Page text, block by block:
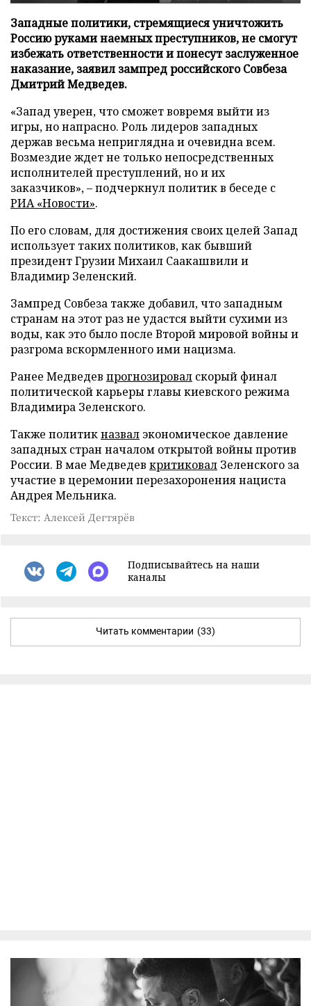
Западные политики, стремящиеся уничтожить
Россию руками наемных преступников, не смогут
избежать ответственности и понесут заслуженное
наказание, заявил зампред российского Совбеза
Дмитрий Медведев.
«Запад уверен, что сможет вовремя выйти из
игры, но напрасно. Роль лидеров западных
держав весьма неприглядна и очевидна всем.
Возмездие ждет не только непосредственных
исполнителей преступлений, но и их
заказчиков», – подчеркнул политик в беседе с
РИА «Новости».
По его словам, для достижения своих целей Запад
использует таких политиков, как бывший
президент Грузии Михаил Саакашвили и
Владимир Зеленский.
Зампред Совбеза также добавил, что западным
странам на этот раз не удастся выйти сухими из
воды, как это было после Второй мировой войны и
разгрома вскормленного ими нацизма.
Ранее Медведев прогнозировал скорый финал
политической карьеры главы киевского режима
Владимира Зеленского.
Также политикназвал экономическое давление
западных стран началом открытой войны против
России. В мае Медведев критиковал Зеленского за
участие в церемонии перезахоронения нациста
Андрея Мельника.
Текст: Алексей Дегтярёв
Подписывайтесь на наши
каналы
Читать комментарии (33)